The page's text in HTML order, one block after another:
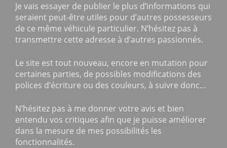
Je vais essayer de publier le plus d’informations qui
seraient peut-être utiles pour d’autres possesseurs
de ce même véhicule particulier. N’hésitez pas à
transmettre cette adresse à d’autres passionnés.
Le site est tout nouveau, encore en mutation pour
certaines parties, de possibles modifications des
polices d’écriture ou des couleurs, à suivre donc…
N’hésitez pas à me donner votre avis et bien
entendu vos critiques afin que je puisse améliorer
dans la mesure de mes possibilités les
fonctionnalités.